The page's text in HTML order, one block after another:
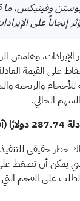
وفينيكس، ما
إيجاباً على
وهامش
على القيمة
والربحية
الحالي.
خطر حقيقي
التي يمكن أن تضغط
على الفحم